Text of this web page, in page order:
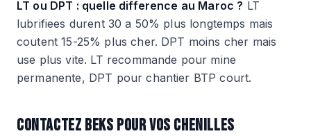
LT ou DPT : quelle difference au Maroc ? LT
lubrifiees durent 30 a 50% plus longtemps mais
coutent 15-25% plus cher. DPT moins cher mais
use plus vite. LT recommande pour mine
permanente, DPT pour chantier BTP court.
CONTACTEZ BEKS POUR VOS CHENILLES